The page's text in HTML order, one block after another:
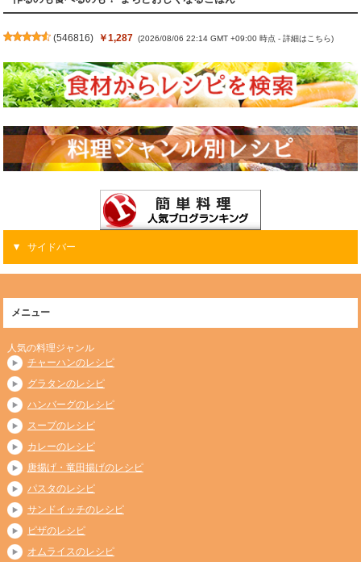
(546816) ￥1,287 (2026/08/06 22:14 GMT +09:00 時点 -詳細はこちら)
サイドバー
メニュー
人気の料理ジャンル
チャーハンのレシピ
グラタンのレシピ
ハンバーグのレシピ
スープのレシピ
カレーのレシピ
唐揚げ・竜田揚げのレシピ
パスタのレシピ
サンドイッチのレシピ
ピザのレシピ
オムライスのレシピ